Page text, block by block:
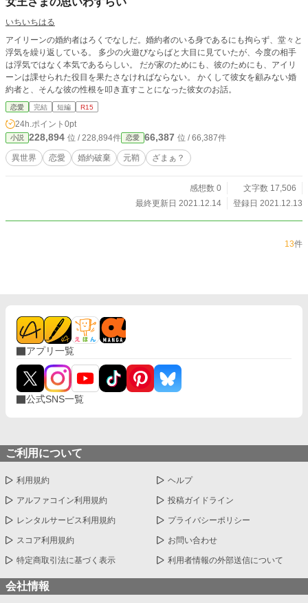
いちいちはる
アイリーンの婚約者はろくでなしだ。婚約者のいる身であるにも拘らず、堂々と
浮気を繰り返している。 多少の火遊びならばと大目に見ていたが、今度の相手
は浮気ではなく本気であるらしい。 だが家のためにも、彼のためにも、アイリ
ーンは課せられた役目を果たさなければならない。 かくして彼女を顧みない婚
約者と、そんな彼の性根を叩き直すことになった彼女のお話。
恋愛 完結 短編 R15
24h.ポイント 0pt
小説 228,894 位 / 228,894件 恋愛 66,387 位 / 66,387件
異世界 恋愛 婚約破棄 元鞘 ざまぁ？
感想数 0
文字数 17,506
最終更新日 2021.12.14
登録日 2021.12.13
13件
アプリ一覧
公式SNS一覧
ご利用について
利用規約 ヘルプ
アルファコイン利用規約 投稿ガイドライン
レンタルサービス利用規約 プライバシーポリシー
スコア利用規約 お問い合わせ
特定商取引法に基づく表示 利用者情報の外部送信について
会社情報